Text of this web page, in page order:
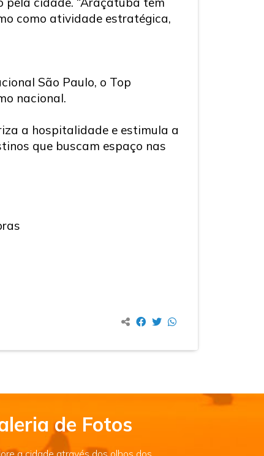
como atividade estratégica,
São Paulo, o Top
nacional.
a hospitalidade e estimula a
que buscam espaço nas
de Fotos